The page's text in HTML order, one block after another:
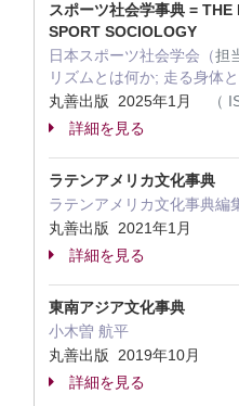
スポーツ社会学事典 = THE
SPORT SOCIOLOGY
日本スポーツ社会学会（担
リズムとは何か; 走る身体
丸善出版 2025年1月
（
詳細を見る
ラテンアメリカ文化事典
ラテンアメリカ文化事典編
丸善出版 2021年1月
詳細を見る
東南アジア文化事典
小木曽 航平
丸善出版 2019年10月
詳細を見る